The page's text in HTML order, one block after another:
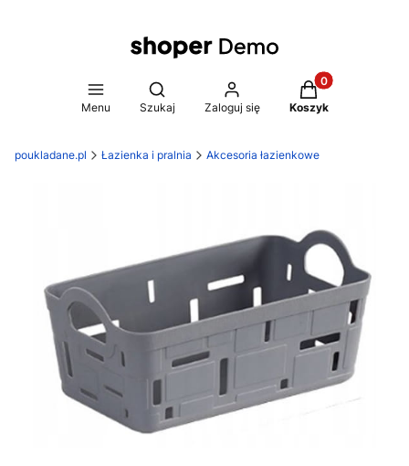
Menu
Otwórz wyszukiwarkę
Szukaj Zaloguj się
Produkty w
Koszyk
poukladane.pl Łazienka i pralnia Akcesoria łazienkowe